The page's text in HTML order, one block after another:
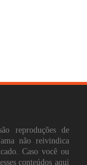
reproduções de
não reivindica
Caso você ou
conteúdos aqui